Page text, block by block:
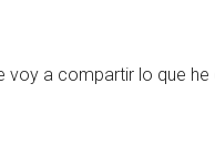
voy a compartir lo que